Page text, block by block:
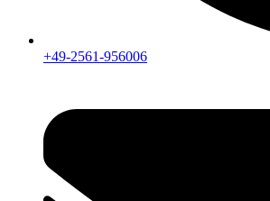
+49-2561-956006